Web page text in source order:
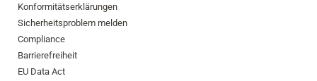
Konformitätserklärungen
Sicherheitsproblem melden
Compliance
Barrierefreiheit
EU Data Act